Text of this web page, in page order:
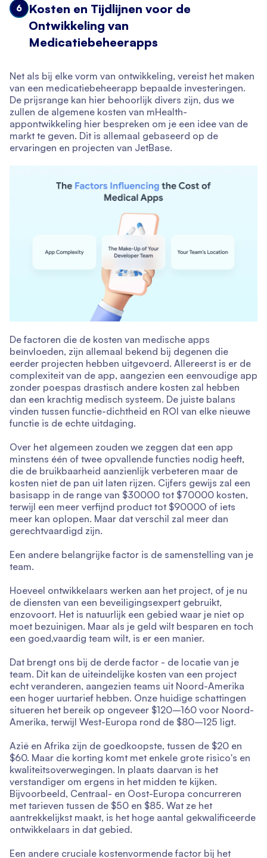
6
Kosten en Tijdlijnen voor de
Ontwikkeling van
Medicatiebeheerapps
Net als bij elke vorm van ontwikkeling, vereist het maken
van een medicatiebeheerapp bepaalde investeringen.
De prijsrange kan hier behoorlijk divers zijn, dus we
zullen de algemene kosten van mHealth-
appontwikkeling hier bespreken om je een idee van de
markt te geven. Dit is allemaal gebaseerd op de
ervaringen en projecten van JetBase.
De factoren die de kosten van medische apps
beïnvloeden, zijn allemaal bekend bij degenen die
eerder projecten hebben uitgevoerd. Allereerst is er de
complexiteit van de app, aangezien een eenvoudige app
zonder poespas drastisch andere kosten zal hebben
dan een krachtig medisch systeem. De juiste balans
vinden tussen functie-dichtheid en ROI van elke nieuwe
functie is de echte uitdaging.
Over het algemeen zouden we zeggen dat een app
minstens één of twee opvallende functies nodig heeft,
die de bruikbaarheid aanzienlijk verbeteren maar de
kosten niet de pan uit laten rijzen. Cijfers gewijs zal een
basisapp in de range van $30000 tot $70000 kosten,
terwijl een meer verfijnd product tot $90000 of iets
meer kan oplopen. Maar dat verschil zal meer dan
gerechtvaardigd zijn.
Een andere belangrijke factor is de samenstelling van je
team.
Hoeveel ontwikkelaars werken aan het project, of je nu
de diensten van een beveiligingsexpert gebruikt,
enzovoort. Het is natuurlijk een gebied waar je niet op
moet bezuinigen. Maar als je geld wilt besparen en toch
een goed,vaardig team wilt, is er een manier.
Dat brengt ons bij de derde factor - de locatie van je
team. Dit kan de uiteindelijke kosten van een project
echt veranderen, aangezien teams uit Noord-Amerika
een hoger uurtarief hebben. Onze huidige schattingen
situeren het bereik op ongeveer $120–160 voor Noord-
Amerika, terwijl West-Europa rond de $80–125 ligt.
Azië en Afrika zijn de goedkoopste, tussen de $20 en
$60. Maar die korting komt met enkele grote risico's en
kwaliteitsoverwegingen. In plaats daarvan is het
verstandiger om ergens in het midden te kijken.
Bijvoorbeeld, Centraal- en Oost-Europa concurreren
met tarieven tussen de $50 en $85. Wat ze het
aantrekkelijkst maakt, is het hoge aantal gekwalificeerde
ontwikkelaars in dat gebied.
Een andere cruciale kostenvormende factor bij het